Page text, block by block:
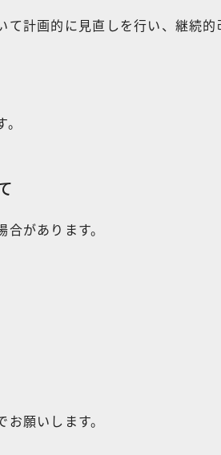
計画的に見直しを行い、継続的
があります。
願いします。